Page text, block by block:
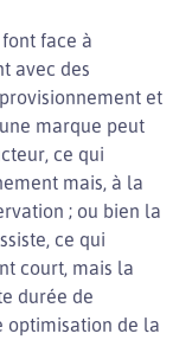
face à
avec des
et
marque peut
ce qui
mais, à la
; ou bien la
ce qui
court, mais la
durée de
optimisation de la